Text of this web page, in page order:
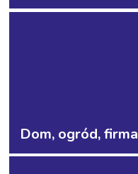
Dom, ogród, firma